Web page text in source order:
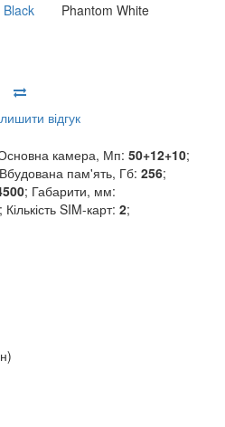
Phantom White
відгук
камера, Мп: 50+12+10;
пам'ять, Гб: 256;
; Габарити, мм:
; Кількість SIM-карт: 2;